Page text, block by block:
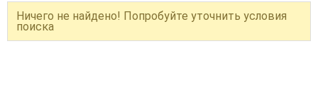
Ничего не найдено! Попробуйте уточнить условия
поиска